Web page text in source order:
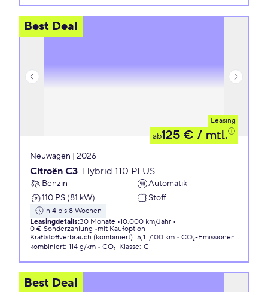
Best Deal
Leasing
ab125 € / mtl.
Neuwagen | 2026
Citroën C3 Hybrid 110 PLUS
Benzin
Automatik
110 PS (81 kW)
Stoff
in 4 bis 8 Wochen
Leasingdetails:30 Monate 10.000 km/Jahr
0 € Sonderzahlung
mit Kaufoption
Kraftstoffverbrauch (kombiniert): 5,1 l/100 km
CO₂-Emissionen
kombiniert: 114 g/km CO₂-Klasse: C
Best Deal